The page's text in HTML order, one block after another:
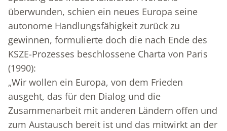
überwunden, schien ein neues Europa seine
autonome Handlungsfähigkeit zurück zu
gewinnen, formulierte doch die nach Ende des
KSZE-Prozesses beschlossene Charta von Paris
(1990):
„Wir wollen ein Europa, von dem Frieden
ausgeht, das für den Dialog und die
Zusammenarbeit mit anderen Ländern offen und
zum Austausch bereit ist und das mitwirkt an der